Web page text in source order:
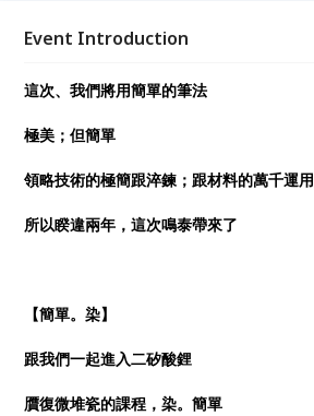
Event Introduction
這次、我們將用簡單的筆法
極美；但簡單
領略技術的極簡跟淬鍊；跟材料的萬千運用
所以睽違兩年，這次鳴泰帶來了
【簡單。染】
跟我們一起進入二矽酸鋰
贋復微堆瓷的課程，染。簡單